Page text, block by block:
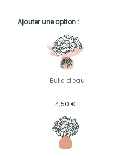
Ajouter une option :
Bulle d'eau
4,50 €